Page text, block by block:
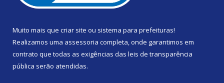
Muito mais que criar site ou sistema para prefeituras!
Realizamos uma assessoria completa, onde garantimos em
contrato que todas as exigências das leis de transparência
pública serão atendidas.